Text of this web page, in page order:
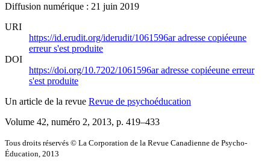
Diffusion numérique : 21 juin 2019
URI
https://id.erudit.org/iderudit/1061596aradresse copiéeune
erreur s'est produite
DOI
https://doi.org/10.7202/1061596aradresse copiéeune erreur
s'est produite
Un article de la revue Revue de psychoéducation
Volume 42, numéro 2, 2013, p. 419–433
Tous droits réservés © La Corporation de la Revue Canadienne de Psycho-
Éducation, 2013